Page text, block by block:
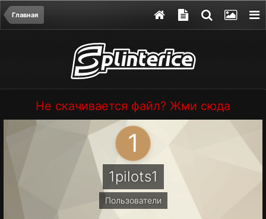
Главная
Не скачивается файл? Жми сюда
1pilots1
Пользователи